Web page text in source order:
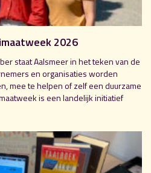
2026
staat Aalsmeer in het teken van de
en organisaties worden
mee te helpen of zelf een duurzame
is een landelijk initiatief